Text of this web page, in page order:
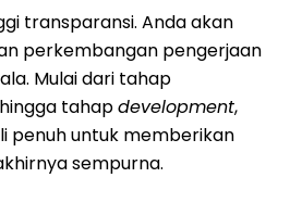
transparansi. Anda akan
perkembangan pengerjaan
Mulai dari tahap
tahapdevelopment,
penuh untuk memberikan
sempurna.